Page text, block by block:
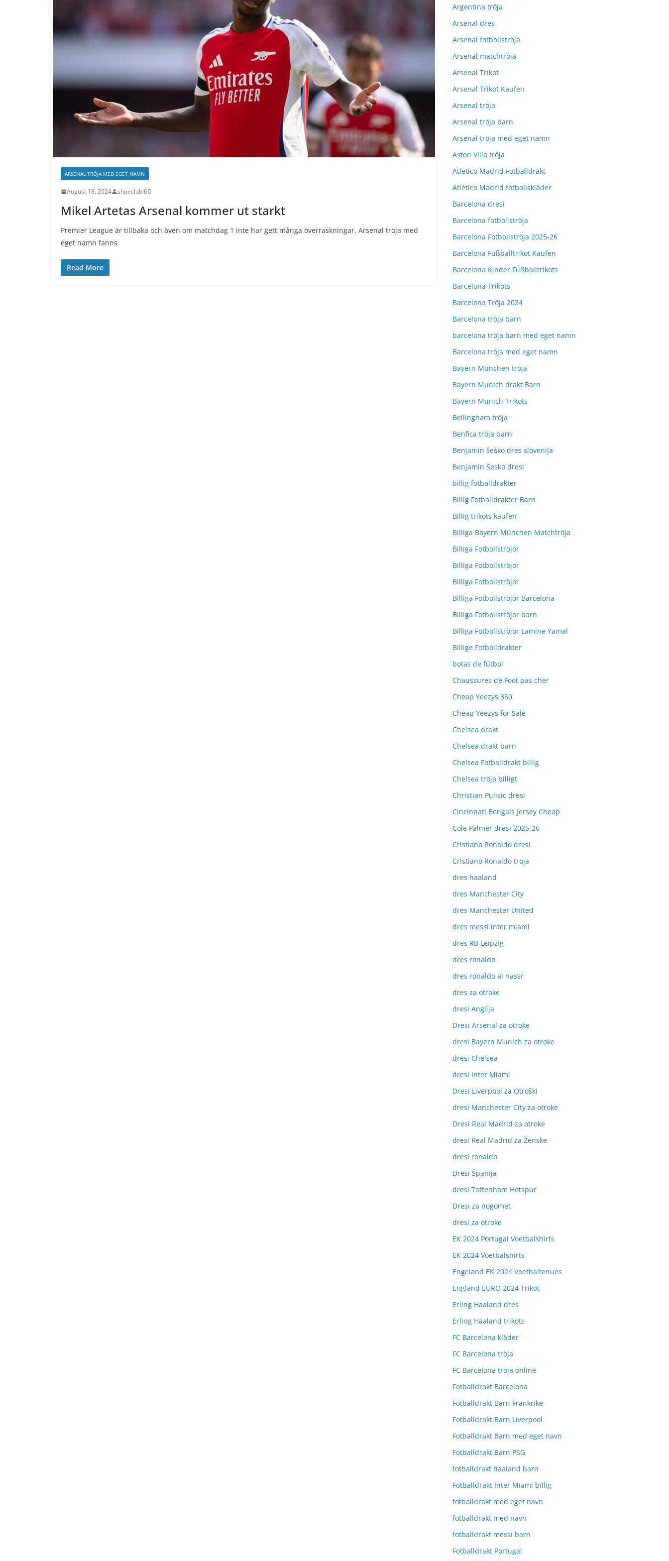
ARSENAL TRÖJA MED EGET NAMN
August 18, 2024 shoeclubl6D
Mikel Artetas Arsenal kommer ut starkt
Premier League är tillbaka och även om matchdag 1 inte har gett många överraskningar, Arsenal tröja med
eget namn fanns
Read More
Argentina tröja
Arsenal dres
Arsenal fotbollströja
Arsenal matchtröja
Arsenal Trikot
Arsenal Trikot Kaufen
Arsenal tröja
Arsenal tröja barn
Arsenal tröja med eget namn
Aston Villa tröja
Atletico Madrid Fotballdrakt
Atlético Madrid fotbollskläder
Barcelona dresi
Barcelona fotbollströja
Barcelona Fotbollströja 2025-26
Barcelona Fußballtrikot Kaufen
Barcelona Kinder Fußballtrikots
Barcelona Trikots
Barcelona Tröja 2024
Barcelona tröja barn
barcelona tröja barn med eget namn
Barcelona tröja med eget namn
Bayern München tröja
Bayern Munich drakt Barn
Bayern Munich Trikots
Bellingham tröja
Benfica tröja barn
Benjamin šeško dres slovenija
Benjamin Sesko dresi
billig fotballdrakter
Billig Fotballdrakter Barn
Billig trikots kaufen
Billiga Bayern München Matchtröja
Billiga Fotbollströjor
Billiga Fotbollströjor
Billiga Fotbollströjor
Billiga Fotbollströjor Barcelona
Billiga Fotbollströjor barn
Billiga Fotbollströjor Lamine Yamal
Billige Fotballdrakter
botas de fútbol
Chaussures de Foot pas cher
Cheap Yeezys 350
Cheap Yeezys for Sale
Chelsea drakt
Chelsea drakt barn
Chelsea Fotballdrakt billig
Chelsea tröja billigt
Christian Pulisic dresi
Cincinnati Bengals Jersey Cheap
Cole Palmer dresi 2025-26
Cristiano Ronaldo dresi
Cristiano Ronaldo tröja
dres haaland
dres Manchester City
dres Manchester United
dres messi inter miami
dres RB Leipzig
dres ronaldo
dres ronaldo al nassr
dres za otroke
dresi Anglija
Dresi Arsenal za otroke
dresi Bayern Munich za otroke
dresi Chelsea
dresi Inter Miami
Dresi Liverpool za Otroški
dresi Manchester City za otroke
Dresi Real Madrid za otroke
dresi Real Madrid za Ženske
dresi ronaldo
Dresi Španija
dresi Tottenham Hotspur
Dresi za nogomet
dresi za otroke
EK 2024 Portugal Voetbalshirts
EK 2024 Voetbalshirts
Engeland EK 2024 Voetbaltenues
England EURO 2024 Trikot
Erling Haaland dres
Erling Haaland trikots
FC Barcelona kläder
FC Barcelona tröja
FC Barcelona tröja online
Fotballdrakt Barcelona
Fotballdrakt Barn Frankrike
Fotballdrakt Barn Liverpool
Fotballdrakt Barn med eget navn
Fotballdrakt Barn PSG
fotballdrakt haaland barn
Fotballdrakt Inter Miami billig
fotballdrakt med eget navn
fotballdrakt med navn
fotballdrakt messi barn
Fotballdrakt Portugal